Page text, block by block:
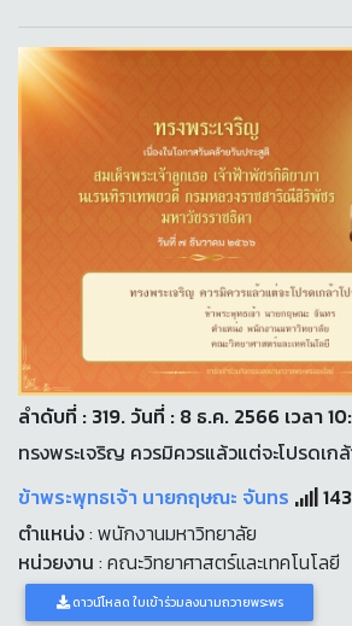
ลำดับที่ : 319. วันที่ : 8 ธ.ค. 2566 เวลา
ทรงพระเจริญ ควรมิควรแล้วแต่จะโปรดเก
ข้าพระพุทธเจ้า นายกฤษณะ จันทร
143
ตำแหน่ง: พนักงานมหาวิทยาลัย
หน่วยงาน : คณะวิทยาศาสตร์และเทคโนโลยี
ดาวน์โหลด ใบเข้าร่วมลงนามถวายพระพร